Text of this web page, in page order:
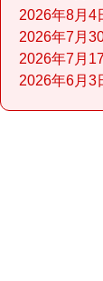
2026年8月4
2026年7月
2026年7月
2026年6月3